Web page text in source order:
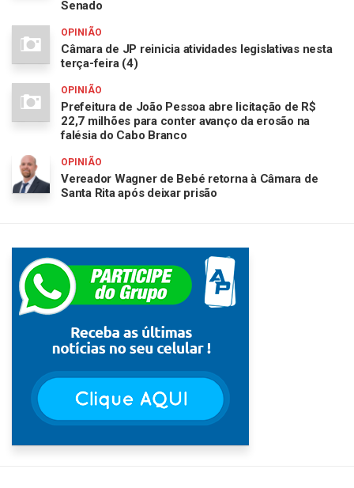
Senado
OPINIÃO
Câmara de JP reinicia atividades legislativas nesta
terça-feira (4)
OPINIÃO
Prefeitura de João Pessoa abre licitação de R$
22,7 milhões para conter avanço da erosão na
falésia do Cabo Branco
OPINIÃO
Vereador Wagner de Bebé retorna à Câmara de
Santa Rita após deixar prisão